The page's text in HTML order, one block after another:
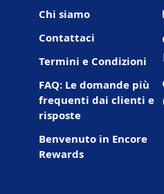
Chi siamo
Contattaci
Termini e Condizioni
FAQ: Le domande più
frequenti dai clienti e
risposte
Benvenuto in Encore
Rewards